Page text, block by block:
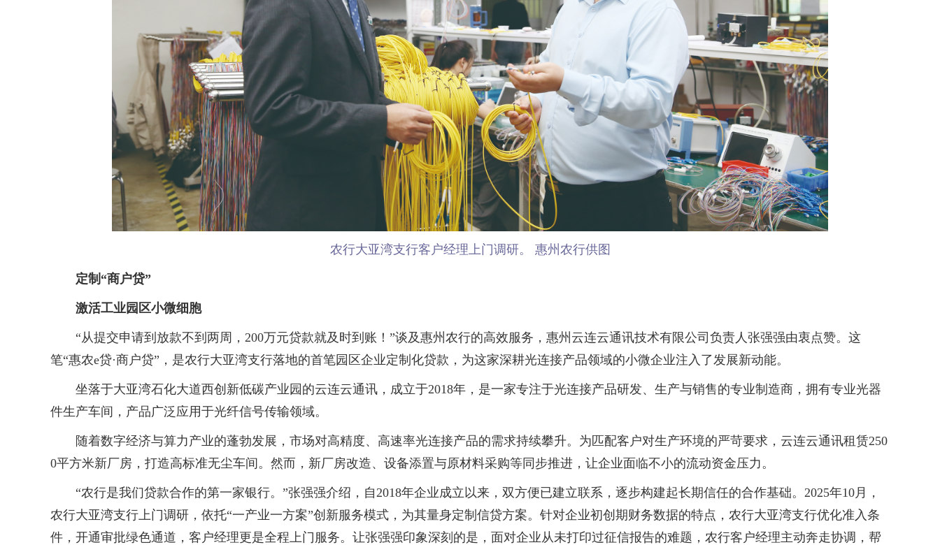
农行大亚湾支行客户经理上门调研。 惠州农行供图
定制“商户贷”
激活工业园区小微细胞
“从提交申请到放款不到两周，200万元贷款就及时到账！”谈及惠州农行的高效服务，惠州云连云通讯技术有限公司负责人张强强由衷点赞。这
笔“惠农e贷·商户贷”，是农行大亚湾支行落地的首笔园区企业定制化贷款，为这家深耕光连接产品领域的小微企业注入了发展新动能。
坐落于大亚湾石化大道西创新低碳产业园的云连云通讯，成立于2018年，是一家专注于光连接产品研发、生产与销售的专业制造商，拥有专业光器
件生产车间，产品广泛应用于光纤信号传输领域。
随着数字经济与算力产业的蓬勃发展，市场对高精度、高速率光连接产品的需求持续攀升。为匹配客户对生产环境的严苛要求，云连云通讯租赁250
0平方米新厂房，打造高标准无尘车间。然而，新厂房改造、设备添置与原材料采购等同步推进，让企业面临不小的流动资金压力。
“农行是我们贷款合作的第一家银行。”张强强介绍，自2018年企业成立以来，双方便已建立联系，逐步构建起长期信任的合作基础。2025年10月，
农行大亚湾支行上门调研，依托“一产业一方案”创新服务模式，为其量身定制信贷方案。针对企业初创期财务数据的特点，农行大亚湾支行优化准入条
件，开通审批绿色通道，客户经理更是全程上门服务。让张强强印象深刻的是，面对企业从未打印过征信报告的难题，农行客户经理主动奔走协调，帮